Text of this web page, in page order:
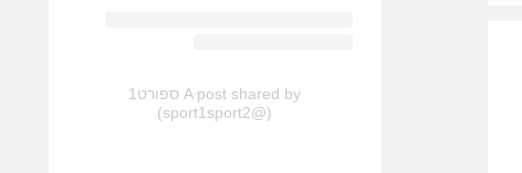
A post shared by ספורט1
(@sport1sport2)